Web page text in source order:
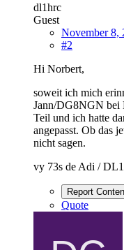
dl1hrc
Guest
November 8,
#2
Hi Norbert,
soweit ich mich
Jann/DG8NGN bei
Teil und ich hatte
angepasst. Ob das
nicht sagen.
vy 73s de Adi /
Report
Quote